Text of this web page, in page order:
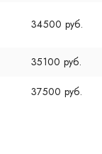
34500 руб.
35100 руб.
37500 руб.